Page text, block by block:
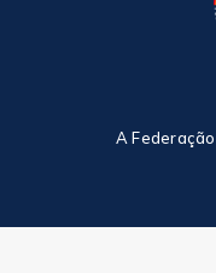
A Federação